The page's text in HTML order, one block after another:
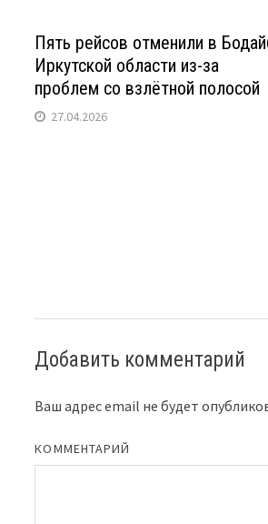
Пять рейсов отменили в
Иркутской области из-за
проблем со взлётной полосой
27.04.2026
Добавить комментарий
Ваш адрес email не будет
КОММЕНТАРИЙ